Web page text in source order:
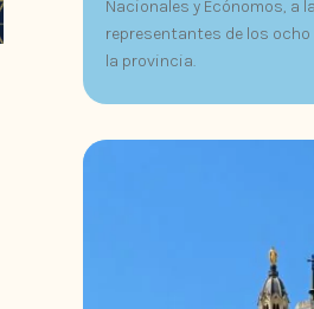
Nacionales y Ecónomos, a
representantes de los
la provincia.